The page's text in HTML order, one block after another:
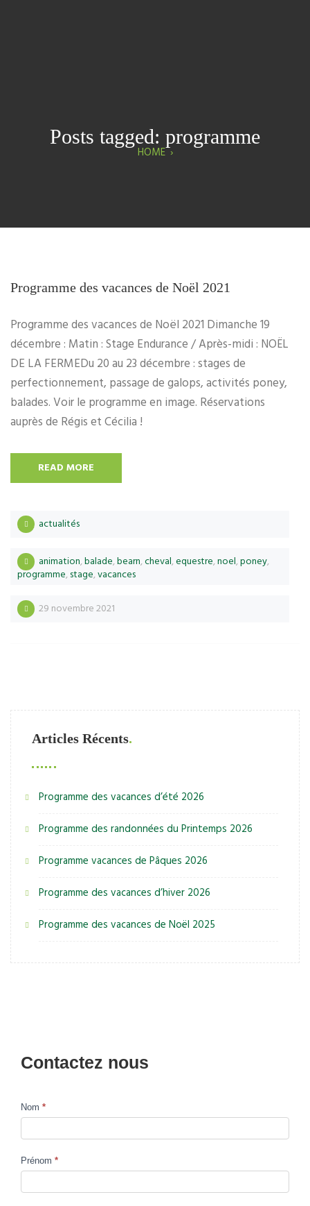
Posts tagged: programme
HOME›
Programme des vacances de Noël 2021
Programme des vacances de Noël 2021 Dimanche 19
décembre : Matin : Stage Endurance / Après-midi : NOËL
DE LA FERMEDu 20 au 23 décembre : stages de
perfectionnement, passage de galops, activités poney,
balades. Voir le programme en image. Réservations
auprès de Régis et Cécilia !
READ MORE
actualités
animation,balade,bearn,cheval,equestre,noel,poney,
programme,stage,vacances
29 novembre 2021
Articles Récents
Programme des vacances d’été 2026
Programme des randonnées du Printemps 2026
Programme vacances de Pâques 2026
Programme des vacances d’hiver 2026
Programme des vacances de Noël 2025
Contactez nous
Contact
Us
Nom *
Prénom *